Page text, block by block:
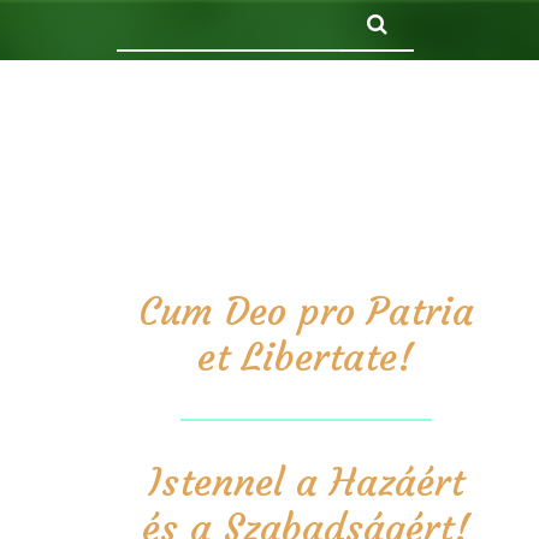
Cum Deo pro Patria
et Libertate!
Istennel a Hazáért
és a Szabadságért!